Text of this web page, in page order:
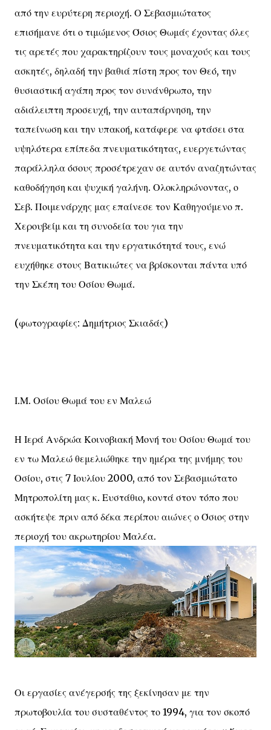
από την ευρύτερη περιοχή. Ο Σεβασμιώτατος
επισήμανε ότι ο τιμώμενος Όσιος Θωμάς έχοντας όλες
τις αρετές που χαρακτηρίζουν τους μοναχούς και τους
ασκητές, δηλαδή την βαθιά πίστη προς τον Θεό, την
θυσιαστική αγάπη προς τον συνάνθρωπο, την
αδιάλειπτη προσευχή, την αυταπάρνηση, την
ταπείνωση και την υπακοή, κατάφερε να φτάσει στα
υψηλότερα επίπεδα πνευματικότητας, ευεργετώντας
παράλληλα όσους προσέτρεχαν σε αυτόν αναζητώντας
καθοδήγηση και ψυχική γαλήνη. Ολοκληρώνοντας, ο
Σεβ. Ποιμενάρχης μας επαίνεσε τον Καθηγούμενο π.
Χερουβείμ και τη συνοδεία του για την
πνευματικότητα και την εργατικότητά τους, ενώ
ευχήθηκε στους Βατικιώτες να βρίσκονται πάντα υπό
την Σκέπη του Οσίου Θωμά.
(φωτογραφίες: Δημήτριος Σκιαδάς)
Ι.Μ. Οσίου Θωμά του εν Μαλεώ
Η Ιερά Ανδρώα Κοινοβιακή Μονή του Οσίου Θωμά του
εν τω Μαλεώ θεμελιώθηκε την ημέρα της μνήμης του
Οσίου, στις 7 Ιουλίου 2000, από τον Σεβασμιώτατο
Μητροπολίτη μας κ. Ευστάθιο, κοντά στον τόπο που
ασκήτεψε πριν από δέκα περίπου αιώνες ο Όσιος στην
περιοχή του ακρωτηρίου Μαλέα.
Οι εργασίες ανέγερσής της ξεκίνησαν με την
πρωτοβουλία του συσταθέντος το 1994, για τον σκοπό